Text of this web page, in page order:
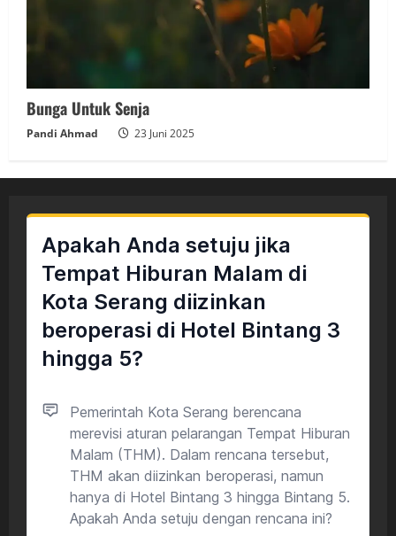
Bunga Untuk Senja
Pandi Ahmad 23 Juni 2025